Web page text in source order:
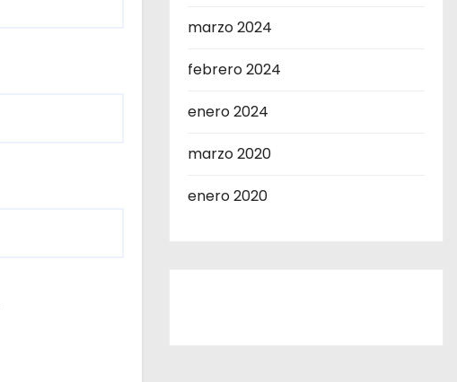
marzo 2024
febrero 2024
enero 2024
marzo 2020
enero 2020